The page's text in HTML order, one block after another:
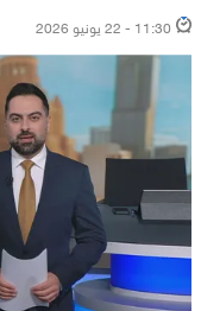
11:30 - 22 يونيو 2026